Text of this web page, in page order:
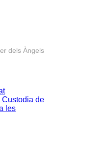
dels Àngels
Custodia de
les